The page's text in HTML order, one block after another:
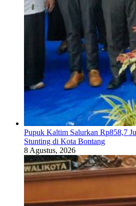
Pupuk Kaltim Salurkan Rp858,7
Stunting di Kota Bontang
8 Agustus, 2026